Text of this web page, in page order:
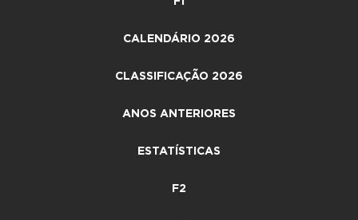
CALENDÁRIO 2026
CLASSIFICAÇÃO 2026
ANOS ANTERIORES
ESTATÍSTICAS
F2